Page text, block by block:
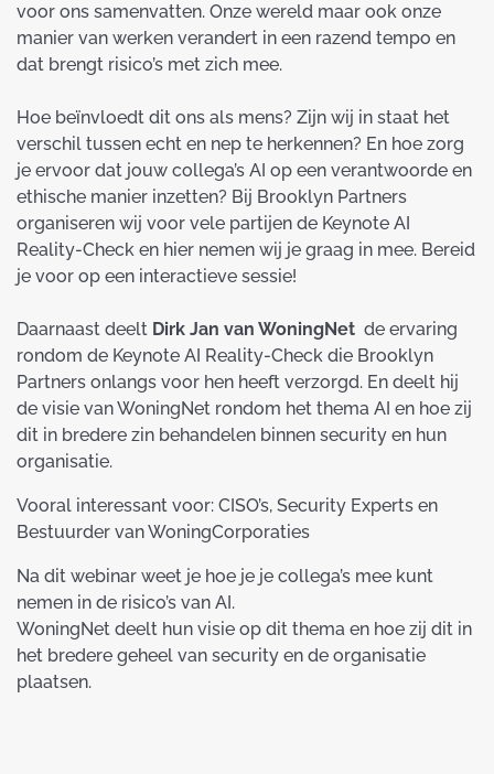
voor ons samenvatten. Onze wereld maar ook onze
manier van werken verandert in een razend tempo en
dat brengt risico’s met zich mee.
Hoe beïnvloedt dit ons als mens? Zijn wij in staat het
verschil tussen echt en nep te herkennen? En hoe zorg
je ervoor dat jouw collega’s AI op een verantwoorde en
ethische manier inzetten? Bij Brooklyn Partners
organiseren wij voor vele partijen de Keynote AI
Reality-Check en hier nemen wij je graag in mee. Bereid
je voor op een interactieve sessie!
Daarnaast deelt Dirk Jan van WoningNet de ervaring
rondom de Keynote AI Reality-Check die Brooklyn
Partners onlangs voor hen heeft verzorgd. En deelt hij
de visie van WoningNet rondom het thema AI en hoe zij
dit in bredere zin behandelen binnen security en hun
organisatie.
Vooral interessant voor: CISO’s, Security Experts en
Bestuurder van WoningCorporaties
Na dit webinar weet je hoe je je collega’s mee kunt
nemen in de risico’s van AI.
WoningNet deelt hun visie op dit thema en hoe zij dit in
het bredere geheel van security en de organisatie
plaatsen.